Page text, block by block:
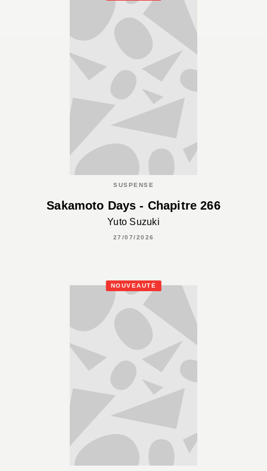
SUSPENSE
Sakamoto Days - Chapitre 266
Yuto Suzuki
27/07/2026
NOUVEAUTÉ